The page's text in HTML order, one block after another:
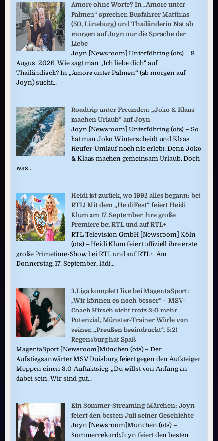
Amore ohne Worte? In „Amore unter
Palmen“ sprechen Busfahrer Matthias
(50, Lüneburg) und Thailänderin Nat ab
morgen auf Joyn nur die Sprache der
Liebe
Joyn [Newsroom] Unterföhring (ots) – 9.
August 2026. Wie sagt man „Ich liebe dich“ auf
Thailändisch? In „Amore unter Palmen“ (ab morgen auf
Joyn) sucht...
Roadtrip unter Freunden: „Joko & Klaas
machen Urlaub“ auf Joyn
Joyn [Newsroom] Unterföhring (ots) – So
hat man Joko Winterscheidt und Klaas
Heufer-Umlauf noch nie erlebt. Denn Joko
& Klaas machen gemeinsam Urlaub. Doch
was...
Heidi ist zurück, wo 1992 alles begann: bei
RTL! Mit dem „HeidiFest“ feiert Heidi
Klum am 17. September ihre große
Premiere bei RTL und auf RTL+
RTL Television GmbH [Newsroom] Köln
(ots) – Heidi Klum feiert offiziell ihre erste
große Primetime-Show bei RTL und auf RTL+. Am
Donnerstag, 17. September, lädt...
3.Liga komplett live bei MagentaSport:
„Wir können es noch besser“ – MSV-
Coach Hirsch sieht trotz 3:0 mehr
Potenzial, Münster-Trainer Wörle von
seinen „Preußen beeindruckt“, 5:2!
Regensburg hat Spaß
MagentaSport [Newsroom]München (ots) – Der
Aufstiegsanwärter MSV Duisburg feiert gegen den Aufsteiger
Meppen einen 3:0-Auftaktsieg. „Du willst von Anfang an
dabei sein. Wir sind gut...
Ein Sommer-Streaming-Märchen: Joyn
feiert den besten Juli seiner Geschichte
Joyn [Newsroom]München (ots) –
Sommerrekord:Joyn feiert den besten